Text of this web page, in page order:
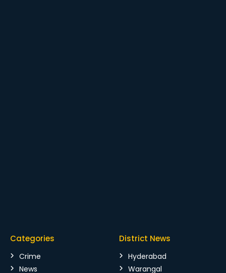
Categories
Crime
News
District News
Hyderabad
Warangal